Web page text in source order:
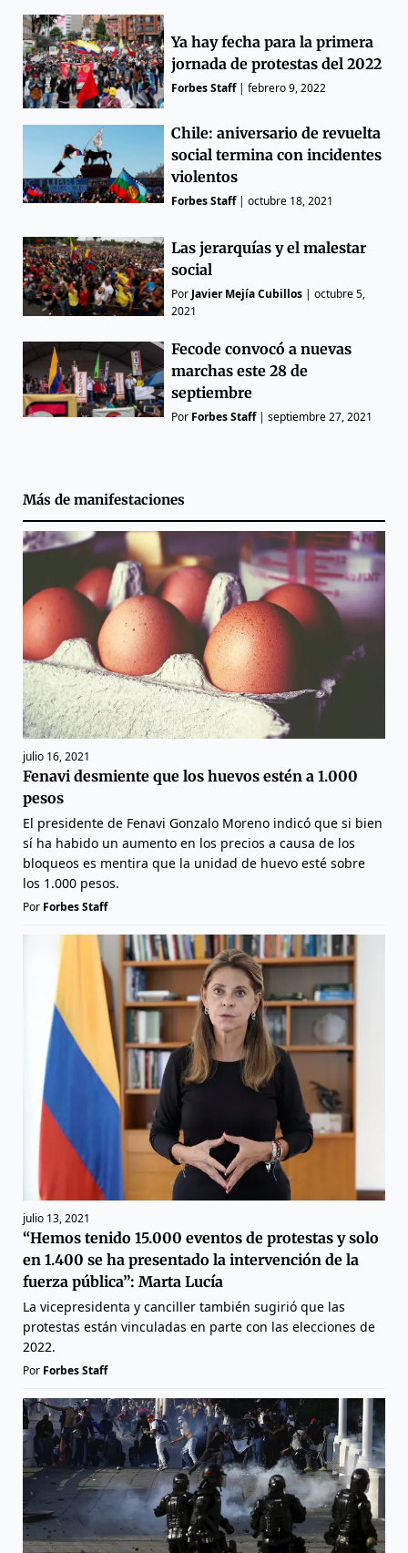
Ya hay fecha para la primera
jornada de protestas del 2022
Forbes Staff|febrero 9, 2022
Chile: aniversario de revuelta
social termina con incidentes
violentos
Forbes Staff|octubre 18, 2021
Las jerarquías y el malestar
social
PorJavier Mejía Cubillos |octubre 5,
2021
Fecode convocó a nuevas
marchas este 28 de
septiembre
Por Forbes Staff|septiembre 27, 2021
Más de manifestaciones
julio 16, 2021
Fenavi desmiente que los huevos estén a 1.000
pesos
El presidente de Fenavi Gonzalo Moreno indicó que si bien
sí ha habido un aumento en los precios a causa de los
bloqueos es mentira que la unidad de huevo esté sobre
los 1.000 pesos.
Por Forbes Staff
julio 13, 2021
“Hemos tenido 15.000 eventos de protestas y solo
en 1.400 se ha presentado la intervención de la
fuerza pública”: Marta Lucía
La vicepresidenta y canciller también sugirió que las
protestas están vinculadas en parte con las elecciones de
2022.
Por Forbes Staff